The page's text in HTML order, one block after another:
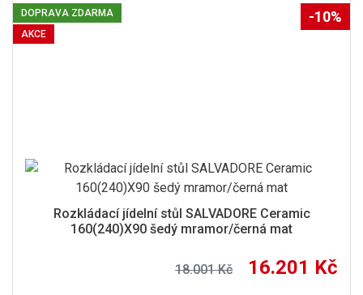
Rozkládací jídelní stůl SALVADORE Ceramic
160(240)X90 šedý mramor/černá mat
18.001 Kč 16.201 Kč
DOPRAVA ZDARMA
AKCE
-10%